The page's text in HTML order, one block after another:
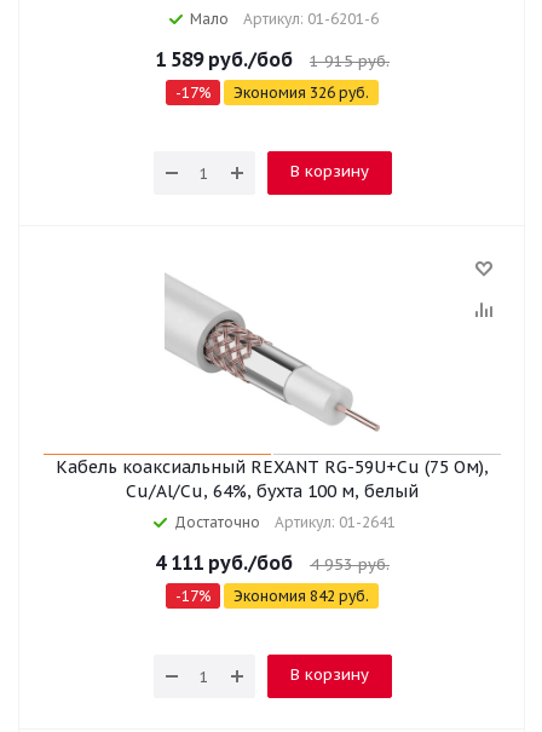
Мало Артикул: 01-6201-6
1 589руб./боб 1 915руб.
-17% Экономия 326 руб.
В корзину
Кабель коаксиальный REXANT RG-59U+Cu (75 Ом),
Cu/Al/Cu, 64%, бухта 100 м, белый
Достаточно Артикул: 01-2641
4 111 руб./боб 4 953руб.
-17% Экономия 842 руб.
В корзину